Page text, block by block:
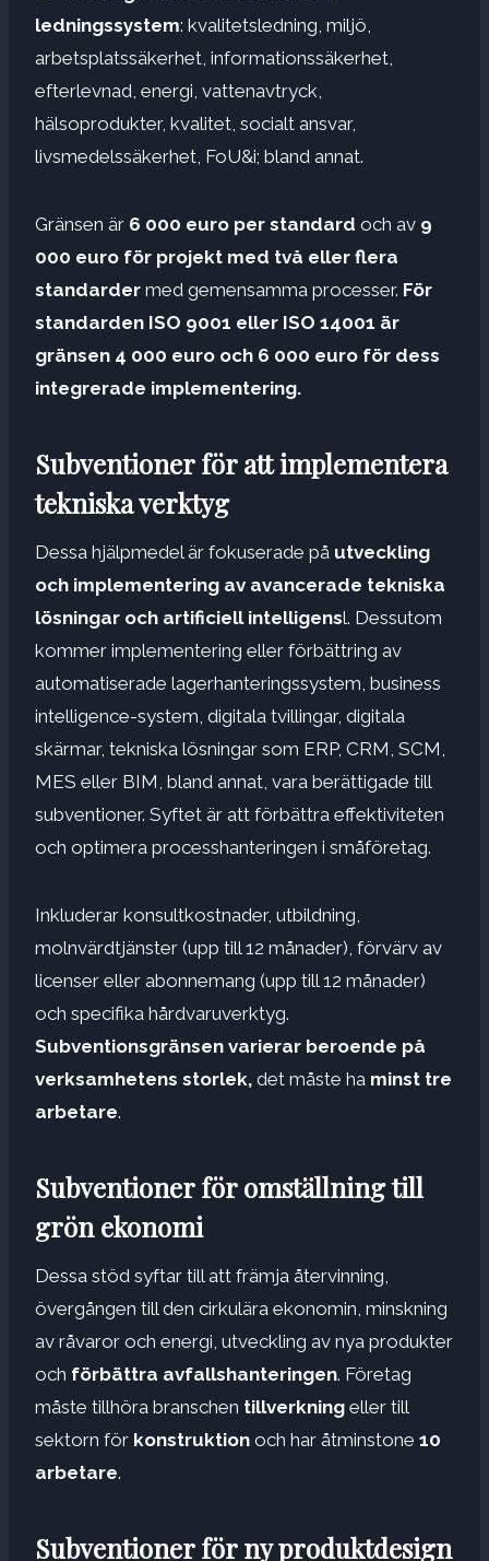
ledningssystem: kvalitetsledning, miljö,
arbetsplatssäkerhet, informationssäkerhet,
efterlevnad, energi, vattenavtryck,
hälsoprodukter, kvalitet, socialt ansvar,
livsmedelssäkerhet, FoU&i; bland annat.
Gränsen är 6 000 euro per standard och av 9
000 euro för projekt med två eller flera
standarder med gemensamma processer. För
standarden ISO 9001 eller ISO 14001 är
gränsen 4 000 euro och 6 000 euro för dess
integrerade implementering.
Subventioner för att implementera
tekniska verktyg
Dessa hjälpmedel är fokuserade på utveckling
och implementering av avancerade tekniska
lösningar och artificiell intelligensl. Dessutom
kommer implementering eller förbättring av
automatiserade lagerhanteringssystem, business
intelligence-system, digitala tvillingar, digitala
skärmar, tekniska lösningar som ERP, CRM, SCM,
MES eller BIM, bland annat, vara berättigade till
subventioner. Syftet är att förbättra effektiviteten
och optimera processhanteringen i småföretag.
Inkluderar konsultkostnader, utbildning,
molnvärdtjänster (upp till 12 månader), förvärv av
licenser eller abonnemang (upp till 12 månader)
och specifika hårdvaruverktyg.
Subventionsgränsen varierar beroende på
verksamhetens storlek, det måste ha minst tre
arbetare.
Subventioner för omställning till
grön ekonomi
Dessa stöd syftar till att främja återvinning,
övergången till den cirkulära ekonomin, minskning
av råvaror och energi, utveckling av nya produkter
och förbättra avfallshanteringen. Företag
måste tillhöra branschen tillverkning eller till
sektorn för konstruktion och har åtminstone 10
arbetare.
Subventioner för ny produktdesign